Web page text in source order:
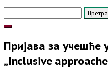
за:
Пријава за учешће
„Inclusive